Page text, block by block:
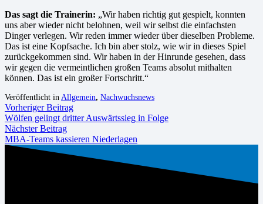
Das sagt die Trainerin: „Wir haben richtig gut gespielt, konnten
uns aber wieder nicht belohnen, weil wir selbst die einfachsten
Dinger verlegen. Wir reden immer wieder über dieselben Probleme.
Das ist eine Kopfsache. Ich bin aber stolz, wie wir in dieses Spiel
zurückgekommen sind. Wir haben in der Hinrunde gesehen, dass
wir gegen die vermeintlichen großen Teams absolut mithalten
können. Das ist ein großer Fortschritt.“
Veröffentlicht in Allgemein, Nachwuchsnews
Vorheriger Beitrag
Wölfen gelingt dritter Auswärtssieg in Folge
Nächster Beitrag
MBA-Teams kassieren Niederlagen